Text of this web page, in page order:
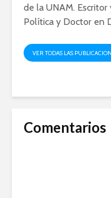
de la UNAM.
Política y Doctor en
VER TODAS LAS
Comentarios